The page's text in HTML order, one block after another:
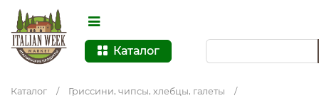
Каталог
Каталог / Гриссини, чипсы, хлебцы, галеты
/